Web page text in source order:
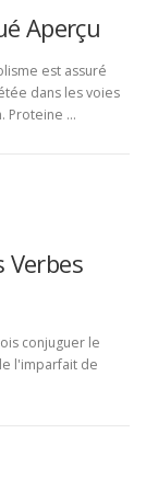
Aperçu
est assuré
dans les voies
Proteine …
Verbes
conjuguer le
l'imparfait de